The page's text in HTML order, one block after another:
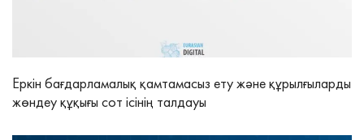
Еркін бағдарламалық қамтамасыз ету және құрылғыларды
жөндеу құқығы сот ісінің талдауы